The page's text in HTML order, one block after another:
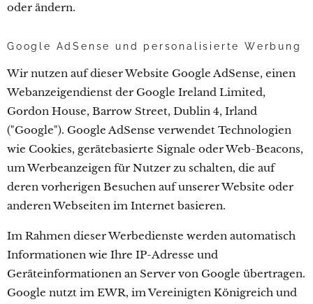
oder ändern.
Google AdSense und personalisierte Werbung
Wir nutzen auf dieser Website Google AdSense, einen
Webanzeigendienst der Google Ireland Limited,
Gordon House, Barrow Street, Dublin 4, Irland
("Google"). Google AdSense verwendet Technologien
wie Cookies, gerätebasierte Signale oder Web-Beacons,
um Werbeanzeigen für Nutzer zu schalten, die auf
deren vorherigen Besuchen auf unserer Website oder
anderen Webseiten im Internet basieren.
Im Rahmen dieser Werbedienste werden automatisch
Informationen wie Ihre IP-Adresse und
Geräteinformationen an Server von Google übertragen.
Google nutzt im EWR, im Vereinigten Königreich und